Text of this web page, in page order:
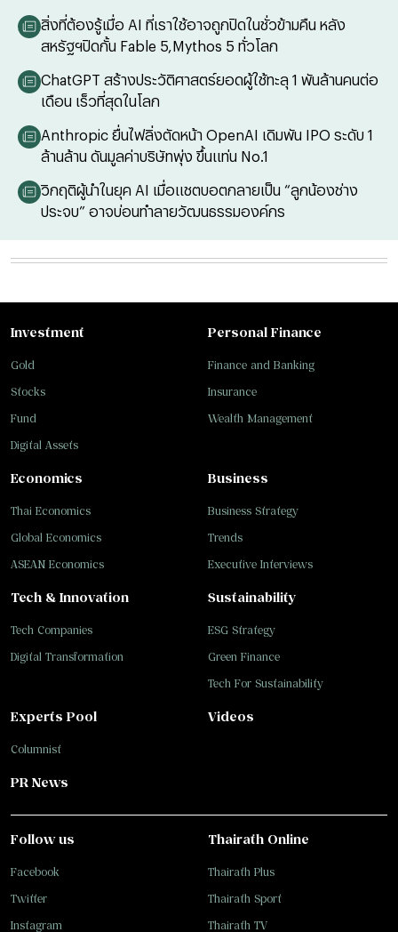
สิ่งที่ต้องรู้เมื่อ AI ที่เราใช้อาจถูกปิดในชั่วข้ามคืน หลัง
สหรัฐฯปิดกั้น Fable 5,Mythos 5 ทั่วโลก
ChatGPT สร้างประวัติศาสตร์ยอดผู้ใช้ทะลุ 1 พันล้านคนต่อ
เดือน เร็วที่สุดในโลก
Anthropic ยื่นไฟลิ่งตัดหน้า OpenAI เดิมพัน IPO ระดับ 1
ล้านล้าน ดันมูลค่าบริษัทพุ่ง ขึ้นแท่น No.1
วิกฤติผู้นำในยุค AI เมื่อแชตบอตกลายเป็น “ลูกน้องช่าง
ประจบ” อาจบ่อนทำลายวัฒนธรรมองค์กร
Investment
Gold
Stocks
Fund
Digital Assets
Personal Finance
Finance and Banking
Insurance
Wealth Management
Business
Business Strategy
Trends
Executive Interviews
Tech & Innovation
Tech Companies
Digital Transformation
Sustainability
ESG Strategy
Green Finance
Tech For Sustainability
Economics
Thai Economics
Global Economics
ASEAN Economics
Experts Pool
Columnist
Videos
PR News
Follow us
Facebook
Twitter
Instagram
Thairath Online
Thairath Plus
Thairath Sport
Thairath TV